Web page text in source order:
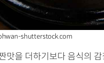
shutterstock.com
맛을 더하기보다 음식의